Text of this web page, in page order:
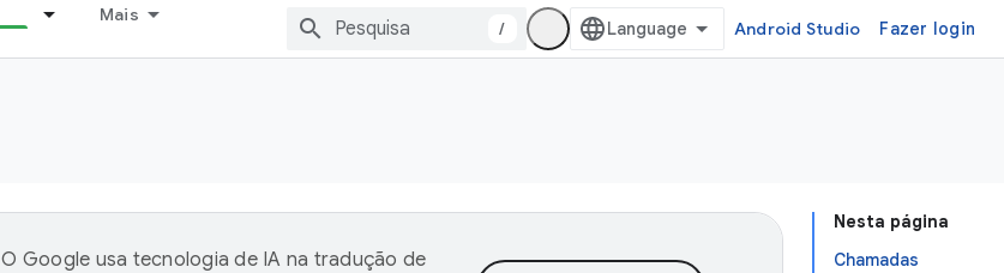
Mais
/ Android Studio Fazer login
Nesta página
Chamadas
O Google usa tecnologia de IA na tradução de